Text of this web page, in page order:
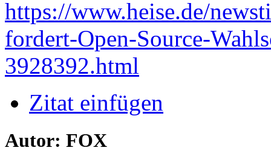
https://www.heise.de/
fordert-Open-Source-
3928392.html
Zitat einfügen
Autor: FOX